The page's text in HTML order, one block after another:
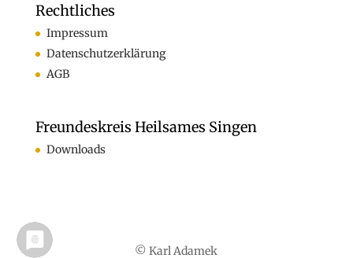
Rechtliches
Impressum
Datenschutzerklärung
AGB
Freundeskreis Heilsames Singen
Downloads
© Karl Adamek